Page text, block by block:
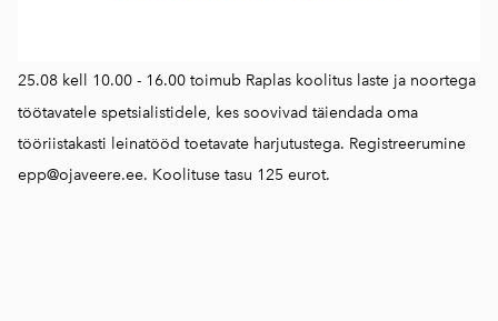
25.08 kell 10.00 - 16.00 toimub Raplas koolitus laste ja noortega
töötavatele spetsialistidele, kes soovivad täiendada oma
tööriistakasti leinatööd toetavate harjutustega. Registreerumine
epp@ojaveere.ee. Koolituse tasu 125 eurot.